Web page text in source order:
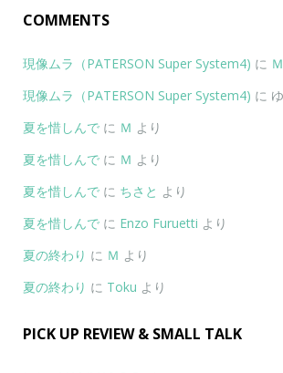
COMMENTS
現像ムラ（PATERSON Super System4) に Ｍ
現像ムラ（PATERSON Super System4) に
夏を惜しんで に Ｍ より
夏を惜しんで に Ｍ より
夏を惜しんで に ちさと より
夏を惜しんで に Enzo Furuetti より
夏の終わり に Ｍ より
夏の終わり に Toku より
PICK UP REVIEW & SMALL TALK